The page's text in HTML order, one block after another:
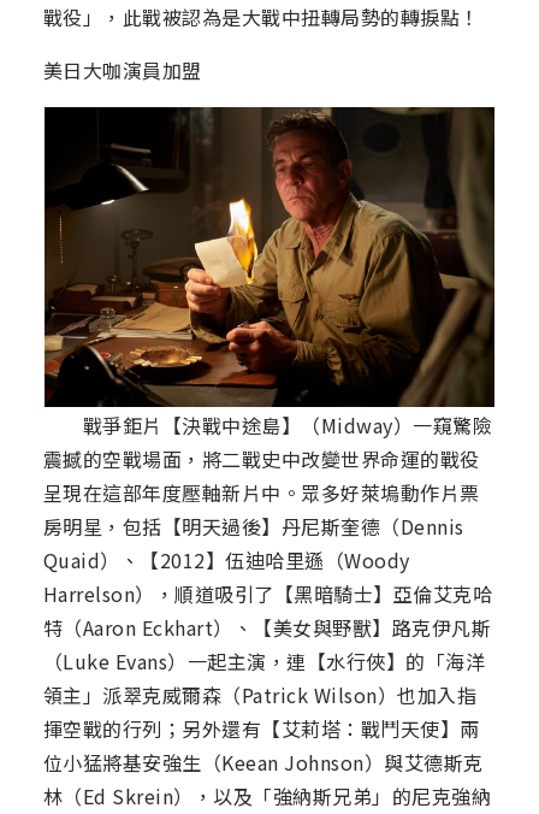
戰役」，此戰被認為是大戰中扭轉局勢的轉捩點！
美日大咖演員加盟
戰爭鉅片【決戰中途島】（Midway）一窺驚險
震撼的空戰場面，將二戰史中改變世界命運的戰役
呈現在這部年度壓軸新片中。眾多好萊塢動作片票
房明星，包括【明天過後】丹尼斯奎德（Dennis
Quaid）、【2012】伍迪哈里遜（Woody
Harrelson），順道吸引了【黑暗騎士】亞倫艾克哈
特（Aaron Eckhart）、【美女與野獸】路克伊凡斯
（Luke Evans）一起主演，連【水行俠】的「海洋
領主」派翠克威爾森（Patrick Wilson）也加入指
揮空戰的行列；另外還有【艾莉塔：戰鬥天使】兩
位小猛將基安強生（Keean Johnson）與艾德斯克
林（Ed Skrein），以及「強納斯兄弟」的尼克強納